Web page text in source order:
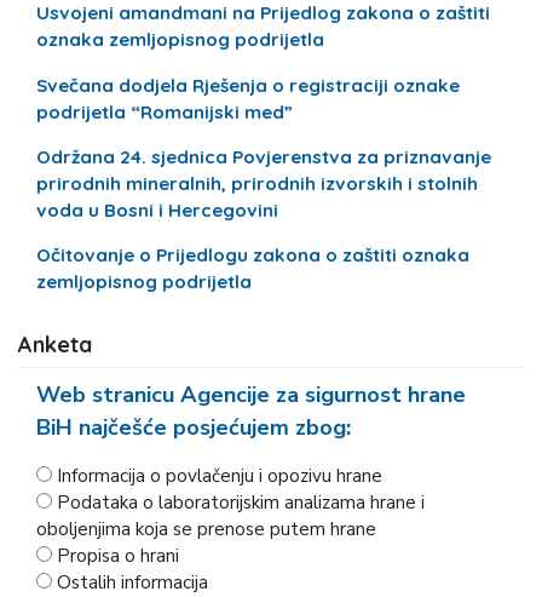
Usvojeni amandmani na Prijedlog zakona o zaštiti
oznaka zemljopisnog podrijetla
Svečana dodjela Rješenja o registraciji oznake
podrijetla “Romanijski med”
Održana 24. sjednica Povjerenstva za priznavanje
prirodnih mineralnih, prirodnih izvorskih i stolnih
voda u Bosni i Hercegovini
Očitovanje o Prijedlogu zakona o zaštiti oznaka
zemljopisnog podrijetla
Anketa
Web stranicu Agencije za sigurnost hrane
BiH najčešće posjećujem zbog:
Informacija o povlačenju i opozivu hrane
Podataka o laboratorijskim analizama hrane i
oboljenjima koja se prenose putem hrane
Propisa o hrani
Ostalih informacija